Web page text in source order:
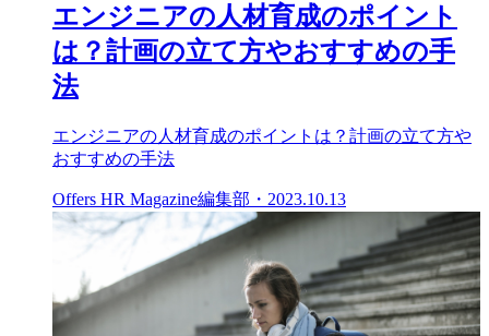
エンジニアの人材育成のポイント
は？計画の立て方やおすすめの手
法
エンジニアの人材育成のポイントは？計画の立て方や
おすすめの手法
Offers HR Magazine編集部 ・ 2023.10.13